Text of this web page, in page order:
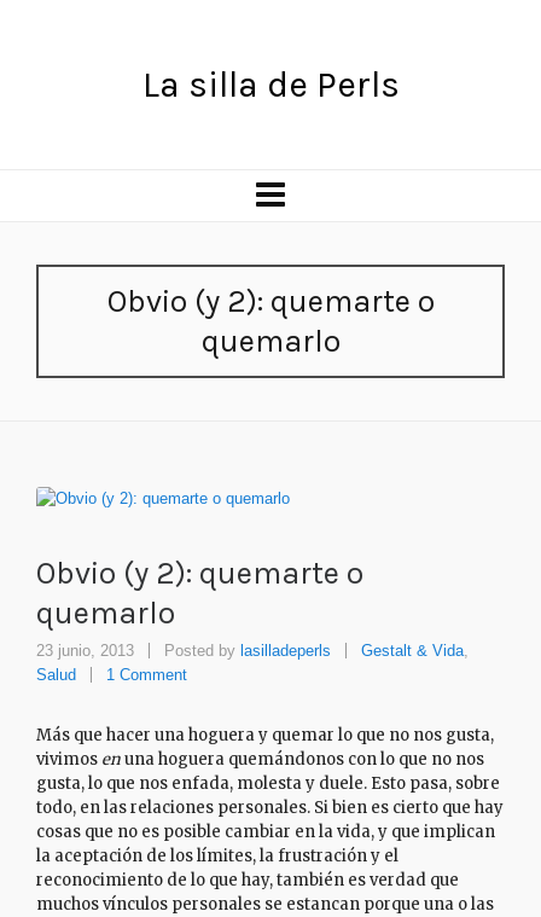
La silla de Perls
Obvio (y 2): quemarte o
quemarlo
Obvio (y 2): quemarte o
quemarlo
23 junio, 2013 Posted by lasilladeperls Gestalt & Vida,
Salud
1 Comment
Más que hacer una hoguera y quemar lo que no nos gusta,
vivimos enuna hoguera quemándonos con lo que no nos
gusta, lo que nos enfada, molesta y duele. Esto pasa, sobre
todo, en las relaciones personales. Si bien es cierto que hay
cosas que no es posible cambiar en la vida, y que implican
la aceptación de los límites, la frustración y el
reconocimiento de lo que hay, también es verdad que
muchos vínculos personales se estancan porque una o las